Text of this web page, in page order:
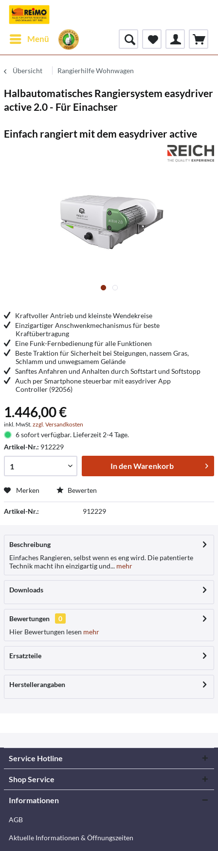
Menü
Übersicht Rangierhilfe Wohnwagen
Halbautomatisches Rangiersystem easydriver
active 2.0 - Für Einachser
Einfach rangiert mit dem easydriver active
Kraftvoller Antrieb und kleinste Wendekreise
Einzigartiger Anschwenkmechanismus für beste
Kraftübertragung
Eine Funk-Fernbedienung für alle Funktionen
Beste Traktion für Sicherheit bei Steigungen, nassem Gras,
Schlamm und unwegsamem Gelände
Sanftes Anfahren und Anhalten durch Softstart und Softstopp
Auch per Smartphone steuerbar mit easydriver App
Controller (92056)
1.446,00 €
inkl. MwSt. zzgl. Versandkosten
6 sofort verfügbar. Lieferzeit 2-4 Tage.
Artikel-Nr.: 912229
In denWarenkorb
Merken Bewerten
Artikel-Nr.: 912229
Beschreibung
Einfaches Rangieren, selbst wenn es eng wird. Die patentierte
Technik macht ihn einzigartig und... mehr
Downloads
Bewertungen
0
Hier Bewertungen lesen mehr
Ersatzteile
Herstellerangaben
Service Hotline
Shop Service
Informationen
AGB
Aktuelle Informationen & Öffnungszeiten